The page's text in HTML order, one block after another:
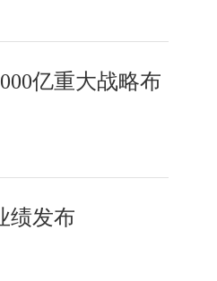
亿重大战略布
绩发布